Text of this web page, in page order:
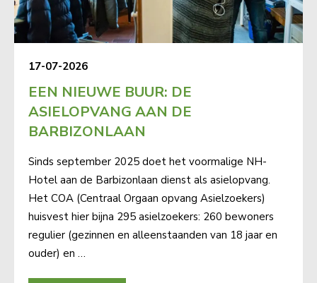
17-07-2026
EEN NIEUWE BUUR: DE
ASIELOPVANG AAN DE
BARBIZONLAAN
Sinds september 2025 doet het voormalige NH-
Hotel aan de Barbizonlaan dienst als asielopvang.
Het COA (Centraal Orgaan opvang Asielzoekers)
huisvest hier bijna 295 asielzoekers: 260 bewoners
regulier (gezinnen en alleenstaanden van 18 jaar en
ouder) en …